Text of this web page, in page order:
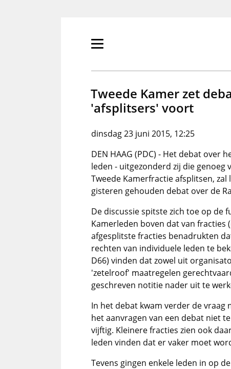
Primair
tonen/verbergen
Tweede Kamer zet
'afsplitsers' voort
dinsdag 23 juni 2015, 12:25
DEN HAAG (PDC) - Het debat over
leden - uitgezonderd zij die
Tweede Kamerfractie afsplitsen,
gisteren gehouden debat over de
De discussie spitste zich toe op de
Kamerleden boven dat van fracties
afgesplitste fracties benadrukten
rechten van individuele leden te
D66) vinden dat zowel uit
'zetelroof' maatregelen
geschreven notitie nader uit te
In het debat kwam verder de
het aanvragen van een debat niet
vijftig. Kleinere fracties zien ook
leden vinden dat er vaker moet
Tevens gingen enkele leden in op